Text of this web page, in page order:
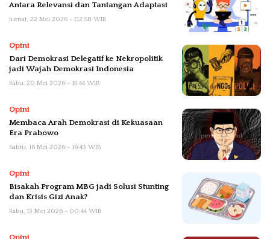
Antara Relevansi dan Tantangan Adaptasi
Jumat, 22 Mei 2026 - 02:58 WIB
Opini
Dari Demokrasi Delegatif ke Nekropolitik
jadi Wajah Demokrasi Indonesia
Rabu, 20 Mei 2026 - 15:44 WIB
Opini
Membaca Arah Demokrasi di Kekuasaan
Era Prabowo
Sabtu, 16 Mei 2026 - 16:43 WIB
Opini
Bisakah Program MBG jadi Solusi Stunting
dan Krisis Gizi Anak?
Rabu, 13 Mei 2026 - 00:44 WIB